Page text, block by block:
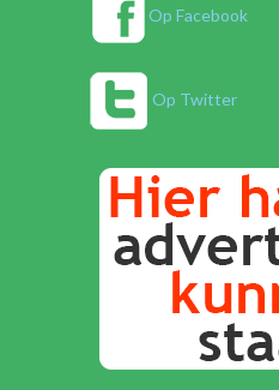
Op Facebook
Op Twitter